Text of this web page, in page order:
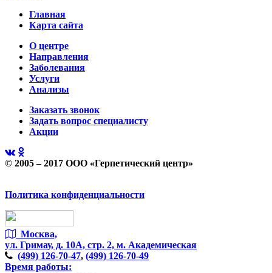
Главная
Карта сайта
О центре
Направления
Заболевания
Услуги
Анализы
Заказать звонок
Задать вопрос специалисту
Акции
© 2005 – 2017 ООО «Герпетический центр»
Политика конфиденциальности
Москва,
ул. Гримау, д. 10А, стр. 2, м. Академическая
(499) 126-70-47, (499) 126-70-49
Время работы: